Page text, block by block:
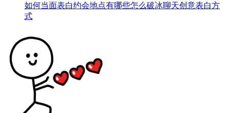
如何当面表白约会地点有哪些怎么破冰聊天创意表白方
式